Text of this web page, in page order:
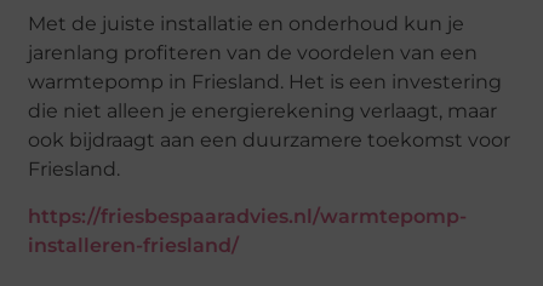
Met de juiste installatie en onderhoud kun je
jarenlang profiteren van de voordelen van een
warmtepomp in Friesland. Het is een investering
die niet alleen je energierekening verlaagt, maar
ook bijdraagt aan een duurzamere toekomst voor
Friesland.
https://friesbespaaradvies.nl/warmtepomp-
installeren-friesland/